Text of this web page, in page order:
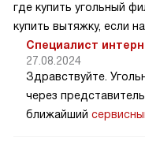
где купить угольный
купить вытяжку, если
Специалист
27.08.2024
Здравствуйте.
через
ближайший